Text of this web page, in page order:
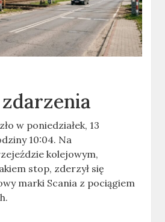
w poniedziałek, 13
10:04. Na
kolejowym,
stop, zderzył się
marki Scania z pociągiem